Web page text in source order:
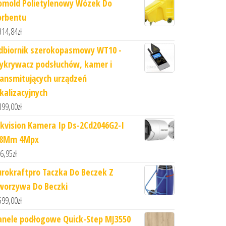
Polietylenowy Wózek Do
zł
szerokopasmowy WT10 -
podsłuchów, kamer i
urządzeń
zł
Kamera Ip Ds-2Cd2046G2-I
4Mpx
zł
Taczka Do Beczek Z
Do Beczki
zł
podłogowe Quick-Step MJ3550